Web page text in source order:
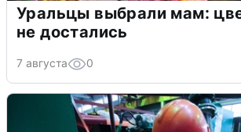
Уральцы выбрали мам:
не достались
7 августа 0